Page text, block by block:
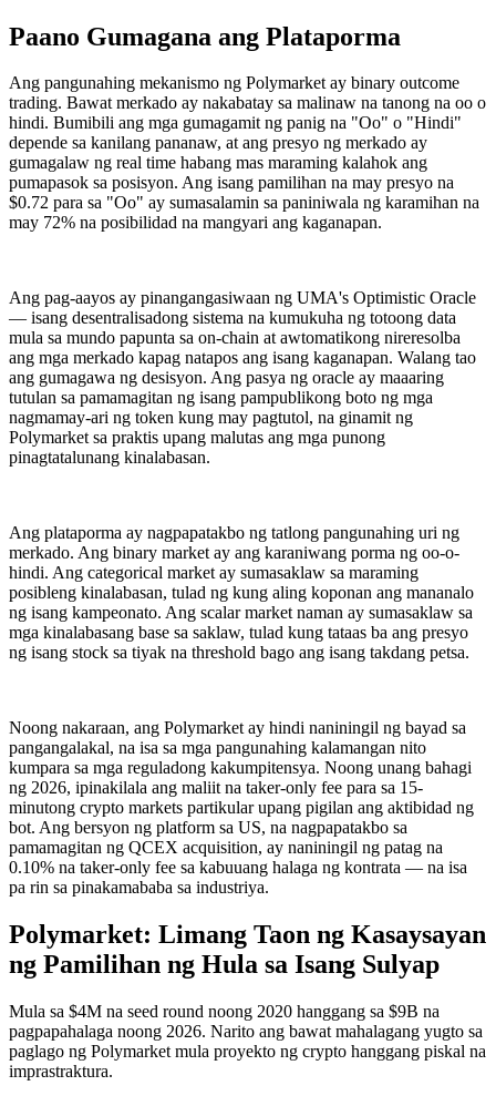
Paano Gumagana ang Plataporma
Ang pangunahing mekanismo ng Polymarket ay binary outcome
trading. Bawat merkado ay nakabatay sa malinaw na tanong na oo o
hindi. Bumibili ang mga gumagamit ng panig na "Oo" o "Hindi"
depende sa kanilang pananaw, at ang presyo ng merkado ay
gumagalaw ng real time habang mas maraming kalahok ang
pumapasok sa posisyon. Ang isang pamilihan na may presyo na
$0.72 para sa "Oo" ay sumasalamin sa paniniwala ng karamihan na
may 72% na posibilidad na mangyari ang kaganapan.
Ang pag-aayos ay pinangangasiwaan ng UMA's Optimistic Oracle
— isang desentralisadong sistema na kumukuha ng totoong data
mula sa mundo papunta sa on-chain at awtomatikong nireresolba
ang mga merkado kapag natapos ang isang kaganapan. Walang tao
ang gumagawa ng desisyon. Ang pasya ng oracle ay maaaring
tutulan sa pamamagitan ng isang pampublikong boto ng mga
nagmamay-ari ng token kung may pagtutol, na ginamit ng
Polymarket sa praktis upang malutas ang mga punong
pinagtatalunang kinalabasan.
Ang plataporma ay nagpapatakbo ng tatlong pangunahing uri ng
merkado. Ang binary market ay ang karaniwang porma ng oo-o-
hindi. Ang categorical market ay sumasaklaw sa maraming
posibleng kinalabasan, tulad ng kung aling koponan ang mananalo
ng isang kampeonato. Ang scalar market naman ay sumasaklaw sa
mga kinalabasang base sa saklaw, tulad kung tataas ba ang presyo
ng isang stock sa tiyak na threshold bago ang isang takdang petsa.
Noong nakaraan, ang Polymarket ay hindi naniningil ng bayad sa
pangangalakal, na isa sa mga pangunahing kalamangan nito
kumpara sa mga reguladong kakumpitensya. Noong unang bahagi
ng 2026, ipinakilala ang maliit na taker-only fee para sa 15-
minutong crypto markets partikular upang pigilan ang aktibidad ng
bot. Ang bersyon ng platform sa US, na nagpapatakbo sa
pamamagitan ng QCEX acquisition, ay naniningil ng patag na
0.10% na taker-only fee sa kabuuang halaga ng kontrata — na isa
pa rin sa pinakamababa sa industriya.
Polymarket: Limang Taon ng Kasaysayan
ng Pamilihan ng Hula sa Isang Sulyap
Mula sa $4M na seed round noong 2020 hanggang sa $9B na
pagpapahalaga noong 2026. Narito ang bawat mahalagang yugto sa
paglago ng Polymarket mula proyekto ng crypto hanggang piskal na
imprastraktura.